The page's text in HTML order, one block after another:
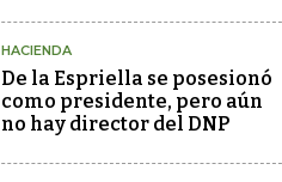
HACIENDA
De la Espriella se posesionó
como presidente, pero aún
no hay director del DNP